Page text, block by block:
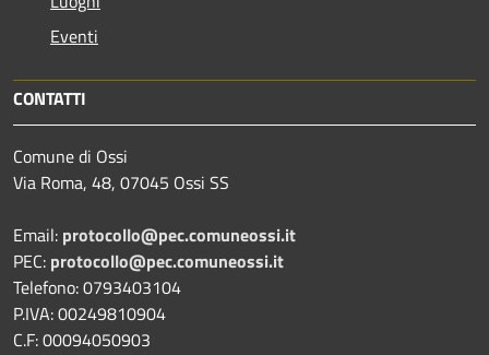
Eventi
CONTATTI
Comune di Ossi
Via Roma, 48, 07045 Ossi SS
Email: protocollo@pec.comuneossi.it
PEC: protocollo@pec.comuneossi.it
Telefono: 0793403104
P.IVA: 00249810904
C.F: 00094050903